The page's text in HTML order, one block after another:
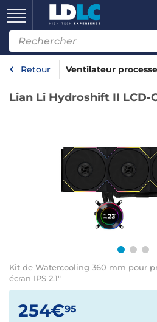
Retour Ventilateur
Lian Li Hydroshift II LCD-
Kit de Watercooling 360 mm pour
écran IPS 2.1"
254€95